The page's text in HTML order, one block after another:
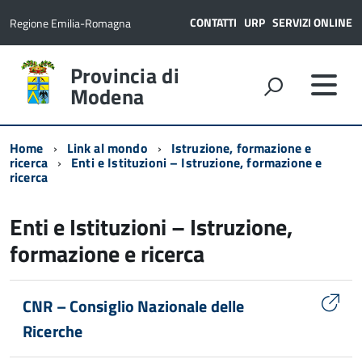
Regione Emilia-Romagna CONTATTI URP SERVIZI ONLINE
Provincia di
Modena
Home Link al mondo Istruzione, formazione e
ricerca Enti e Istituzioni – Istruzione, formazione e
ricerca
Enti e Istituzioni – Istruzione,
formazione e ricerca
CNR – Consiglio Nazionale delle
Ricerche